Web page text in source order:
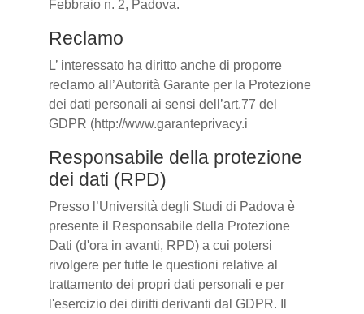
Febbraio n. 2, Padova.
Reclamo
L’ interessato ha diritto anche di proporre
reclamo all’Autorità Garante per la Protezione
dei dati personali ai sensi dell’art.77 del
GDPR (http://www.garanteprivacy.i
Responsabile della protezione
dei dati (RPD)
Presso l’Università degli Studi di Padova è
presente il Responsabile della Protezione
Dati (d'ora in avanti, RPD) a cui potersi
rivolgere per tutte le questioni relative al
trattamento dei propri dati personali e per
l'esercizio dei diritti derivanti dal GDPR. Il